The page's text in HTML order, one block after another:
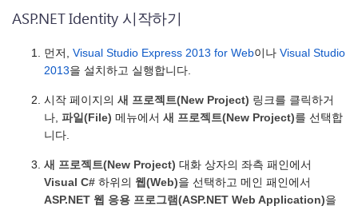
ASP.NET Identity 시작하기
먼저, Visual Studio Express 2013 for Web이나 Visual Studio
2013을 설치하고 실행합니다.
시작 페이지의 새 프로젝트(New Project) 링크를 클릭하거
나, 파일(File) 메뉴에서 새 프로젝트(New Project)를 선택합
니다.
새 프로젝트(New Project) 대화 상자의 좌측 패인에서
Visual C# 하위의 웹(Web)을 선택하고 메인 패인에서
ASP.NET 웹 응용 프로그램(ASP.NET Web Application)을